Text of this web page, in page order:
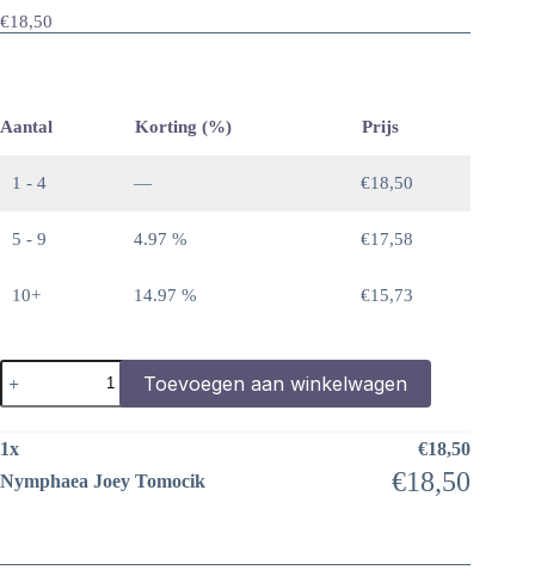
€18,50
Aantal Korting (%) Prijs
1 - 4 — €18,50
5 - 9 4.97 % €17,58
10+ 14.97 % €15,73
Nymphaea
Joey
Tomocik
Toevoegen aan winkelwagen
1x €18,50
Nymphaea Joey Tomocik
€18,50